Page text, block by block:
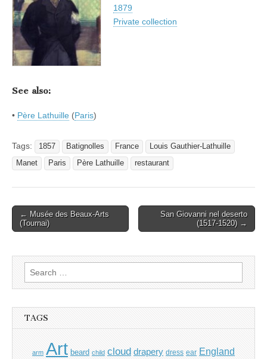
1879
Private collection
See also:
• Père Lathuille (Paris)
Tags: 1857 Batignolles France
Louis Gauthier-Lathuille
Manet
Paris Père Lathuille restaurant
Post
navigation
← Musée des Beaux-Arts
(Tournai)
San Giovanni nel deserto
(1517-1520) →
Search
for:
TAGS
arm Art beard child cloud drapery dress ear England